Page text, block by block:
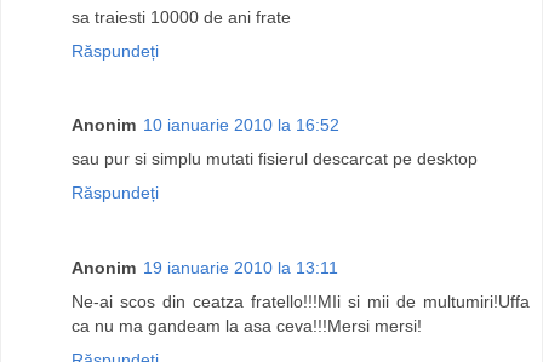
sa traiesti 10000 de ani frate
Răspundeți
Anonim 10 ianuarie 2010 la 16:52
sau pur si simplu mutati fisierul descarcat pe desktop
Răspundeți
Anonim 19 ianuarie 2010 la 13:11
Ne-ai scos din ceatza fratello!!!MIi si mii de multumiri!Uffa
ca nu ma gandeam la asa ceva!!!Mersi mersi!